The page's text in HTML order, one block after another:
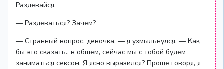
Раздевайся.
— Раздеваться? Зачем?
— Странный вопрос, девочка, — я ухмыльнулся. — Как
бы это сказать.. в общем, сейчас мы с тобой будем
заниматься сексом. Я ясно выразился? Проще говоря, я